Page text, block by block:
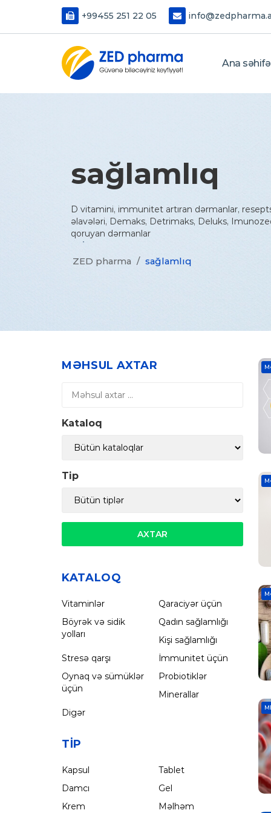
+99455 251 22 05
Ana səhifə
sağlamlıq
D vitamini, immunitet artıran dərmanlar,
əlavələri, Demaks, Detrimaks, Deluks,
qoruyan dərmanlar
ZED pharma / sağlamlıq
MƏHSUL AXTAR
Kataloq
Tip
KATALOQ
Vitaminlər
Qaraciyər üçün
Böyrək və sidik
yolları
Qadın sağlamlığı
Kişi sağlamlığı
Stresə qarşı
İmmunitet üçün
Oynaq və sümüklər
üçün
Probiotiklər
Minerallar
Digər
TIP
Kapsul
Tablet
Damcı
Gel
Krem
Məlhəm